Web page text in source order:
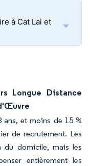
à Cat Lai et
Longue Distance
ans, et moins de 15 %
de recrutement. Les
domicile, mais les
entièrement les